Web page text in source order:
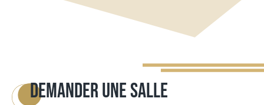
DEMANDER UNE SALLE